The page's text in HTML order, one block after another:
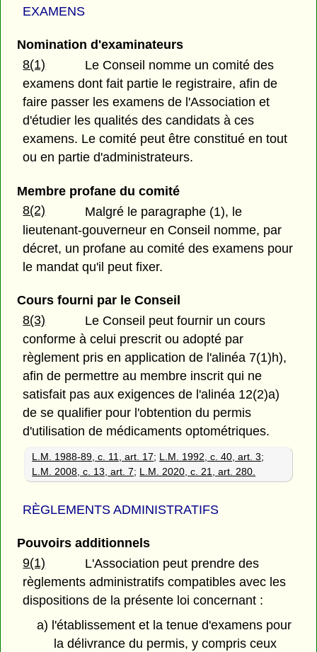
EXAMENS
Nomination d'examinateurs
8(1)
Le Conseil nomme un comité des
examens dont fait partie le registraire, afin de
faire passer les examens de l'Association et
d'étudier les qualités des candidats à ces
examens. Le comité peut être constitué en tout
ou en partie d'administrateurs.
Membre profane du comité
8(2)
Malgré le paragraphe (1), le
lieutenant-gouverneur en Conseil nomme, par
décret, un profane au comité des examens pour
le mandat qu'il peut fixer.
Cours fourni par le Conseil
8(3)
Le Conseil peut fournir un cours
conforme à celui prescrit ou adopté par
règlement pris en application de l'alinéa 7(1)h),
afin de permettre au membre inscrit qui ne
satisfait pas aux exigences de l'alinéa 12(2)a)
de se qualifier pour l'obtention du permis
d'utilisation de médicaments optométriques.
L.M. 1988-89, c. 11, art. 17; L.M. 1992, c. 40, art. 3;
L.M. 2008, c. 13, art. 7; L.M. 2020, c. 21, art. 280.
RÈGLEMENTS ADMINISTRATIFS
Pouvoirs additionnels
9(1)
L'Association peut prendre des
règlements administratifs compatibles avec les
dispositions de la présente loi concernant :
a) l'établissement et la tenue d'examens pour
la délivrance du permis, y compris ceux